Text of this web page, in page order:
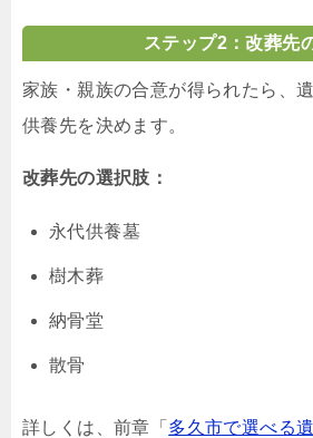
ステップ2：改葬先
家族・親族の合意が得られたら、
供養先を決めます。
改葬先の選択肢：
永代供養墓
樹木葬
納骨堂
散骨
詳しくは、前章「 多久市で選べる